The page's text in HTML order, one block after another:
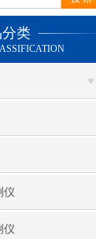
类
仪
仪